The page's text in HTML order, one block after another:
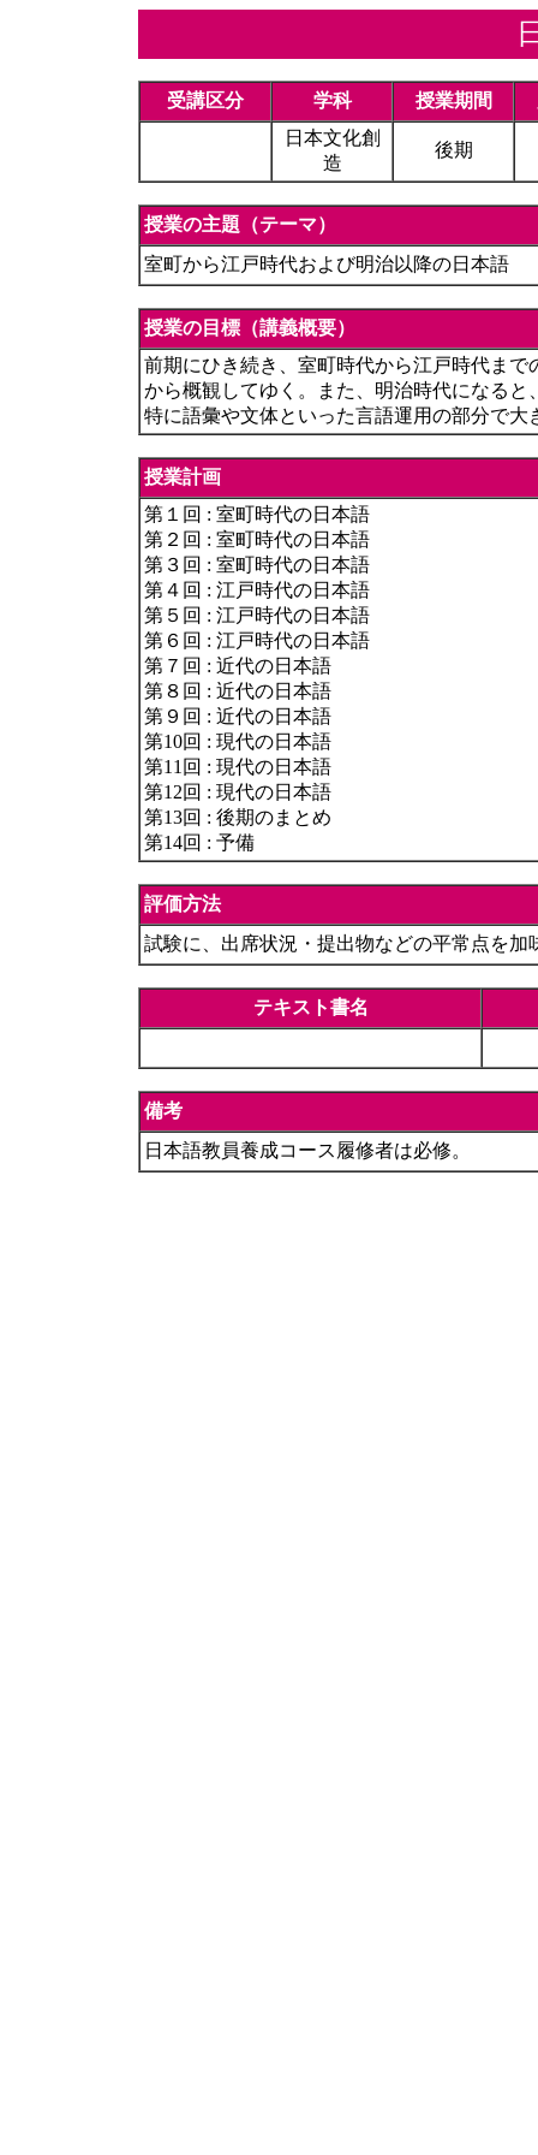
受講区分 学科 授業期間
日本文化創
造
後期
授業の主題（テーマ）
室町から江戸時代および明治以降の日本語
授業の目標（講義概要）
前期にひき続き、室町時代から江戸時代ま
から概観してゆく。また、明治時代になる
特に語彙や文体といった言語運用の部分で
授業計画
第１回 : 室町時代の日本語
第２回 : 室町時代の日本語
第３回 : 室町時代の日本語
第４回 : 江戸時代の日本語
第５回 : 江戸時代の日本語
第６回 : 江戸時代の日本語
第７回 : 近代の日本語
第８回 : 近代の日本語
第９回 : 近代の日本語
第10回 : 現代の日本語
第11回 : 現代の日本語
第12回 : 現代の日本語
第13回 : 後期のまとめ
第14回 : 予備
評価方法
試験に、出席状況・提出物などの平常点を加
テキスト書名
備考
日本語教員養成コース履修者は必修。